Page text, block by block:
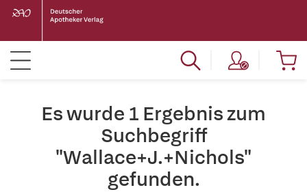
Es wurde 1 Ergebnis zum
Suchbegriff
"Wallace+J.+Nichols"
gefunden.